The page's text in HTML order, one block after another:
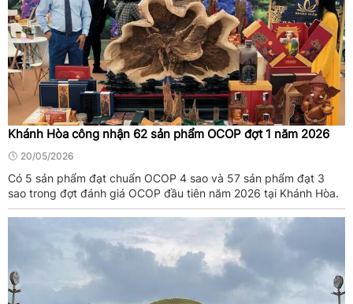
Khánh Hòa công nhận 62 sản phẩm OCOP đợt 1 năm 2026
20/05/2026
Có 5 sản phẩm đạt chuẩn OCOP 4 sao và 57 sản phẩm đạt 3
sao trong đợt đánh giá OCOP đầu tiên năm 2026 tại Khánh Hòa.